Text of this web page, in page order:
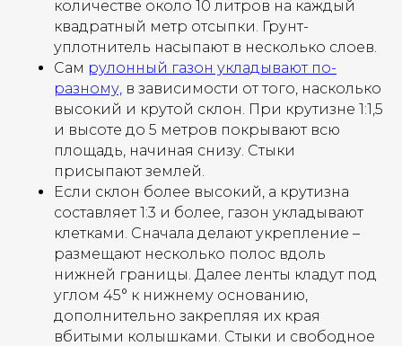
количестве около 10 литров на каждый
квадратный метр отсыпки. Грунт-
уплотнитель насыпают в несколько слоев.
Сам рулонный газон укладывают по-
разному, в зависимости от того, насколько
высокий и крутой склон. При крутизне 1:1,5
и высоте до 5 метров покрывают всю
площадь, начиная снизу. Стыки
присыпают землей.
Если склон более высокий, а крутизна
составляет 1:3 и более, газон укладывают
клетками. Сначала делают укрепление –
размещают несколько полос вдоль
нижней границы. Далее ленты кладут под
углом 45° к нижнему основанию,
дополнительно закрепляя их края
вбитыми колышками. Стыки и свободное